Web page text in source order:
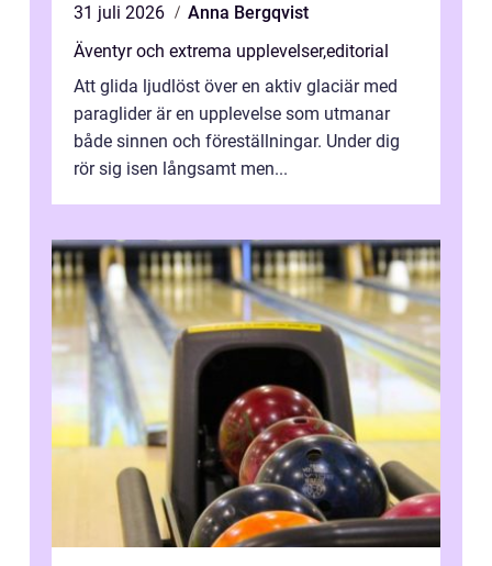
31 juli 2026
Anna Bergqvist
Äventyr och extrema upplevelser,editorial
Att glida ljudlöst över en aktiv glaciär med
paraglider är en upplevelse som utmanar
både sinnen och föreställningar. Under dig
rör sig isen långsamt men...